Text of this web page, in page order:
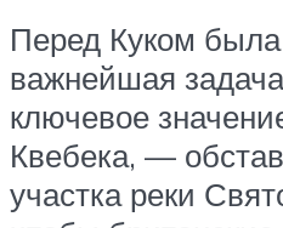
Перед Куком
важнейшая
ключевое
Квебека, —
участка реки